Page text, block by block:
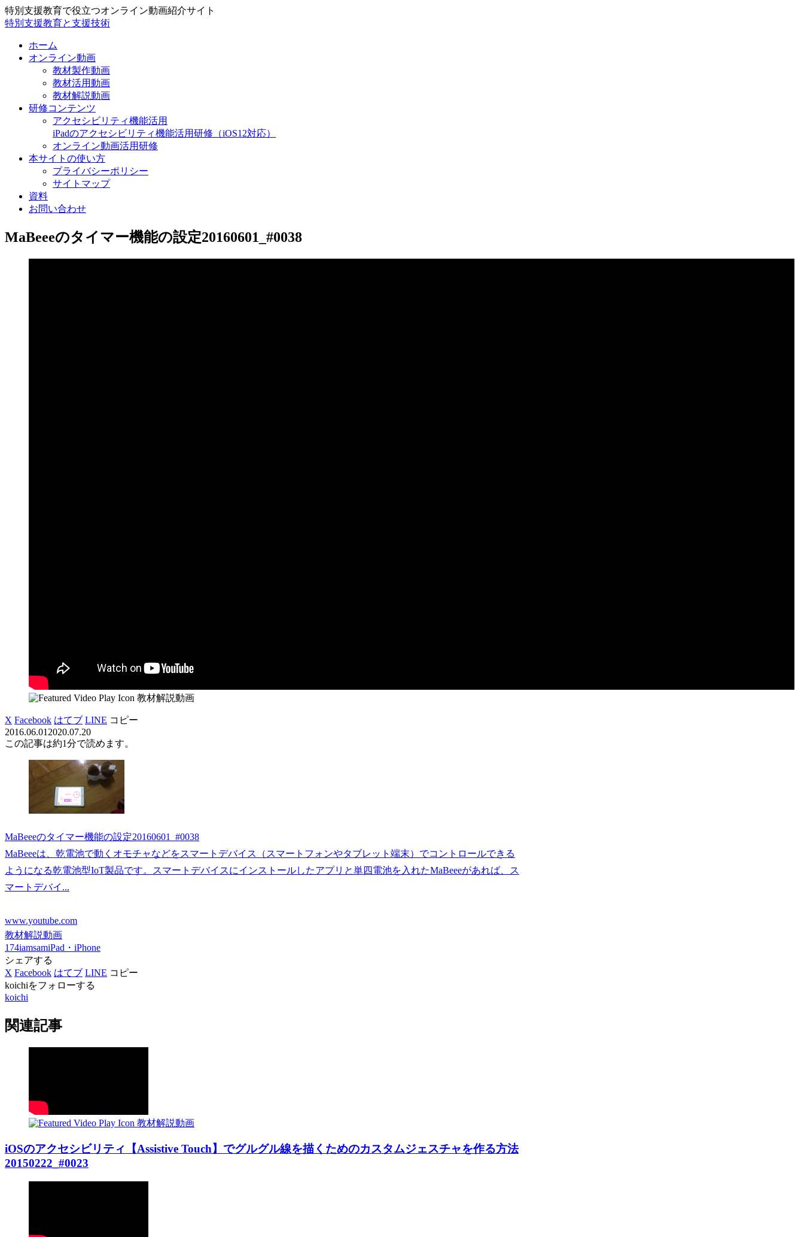
特別支援教育で役立つオンライン動画紹介サイト
特別支援教育と支援技術
ホーム
オンライン動画
教材製作動画
教材活用動画
教材解説動画
研修コンテンツ
アクセシビリティ機能活用
iPadのアクセシビリティ機能活用研修（iOS12対応）
オンライン動画活用研修
本サイトの使い方
プライバシーポリシー
サイトマップ
資料
お問い合わせ
MaBeeeのタイマー機能の設定20160601_#0038
教材解説動画
X Facebook はてブ LINE コピー
2016.06.01 2020.07.20
この記事は約1分で読めます。
MaBeeeのタイマー機能の設定20160601_#0038
MaBeeeは、乾電池で動くオモチャなどをスマートデバイス（スマートフォンやタブレット端末）でコントロールできる
ようになる乾電池型IoT製品です。スマートデバイスにインストールしたアプリと単四電池を入れたMaBeeeがあれば、ス
マートデバイ...
www.youtube.com
教材解説動画
174iamsamiPad・iPhone
シェアする
X Facebook はてブ LINE コピー
koichiをフォローする
koichi
関連記事
教材解説動画
iOSのアクセシビリティ【Assistive Touch】でグルグル線を描くためのカスタムジェスチャを作る方法
20150222_#0023